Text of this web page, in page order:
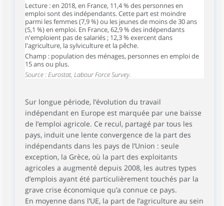
Lecture : en 2018, en France, 11,4 % des personnes en
emploi sont des indépendants. Cette part est moindre
parmi les femmes (7,9 %) ou les jeunes de moins de 30 ans
(5,1 %) en emploi. En France, 62,9 % des indépendants
n'emploient pas de salariés ; 12,3 % exercent dans
l'agriculture, la sylviculture et la pêche.
Champ : population des ménages, personnes en emploi de
15 ans ou plus.
Source : Eurostat, Labour Force Survey.
Sur longue période, l’évolution du travail
indépendant en Europe est marquée par une baisse
de l’emploi agricole. Ce recul, partagé par tous les
pays, induit une lente convergence de la part des
indépendants dans les pays de l’Union : seule
exception, la Grèce, où la part des exploitants
agricoles a augmenté depuis 2008, les autres types
d’emplois ayant été particulièrement touchés par la
grave crise économique qu’a connue ce pays.
En moyenne dans l’UE, la part de l’agriculture au sein